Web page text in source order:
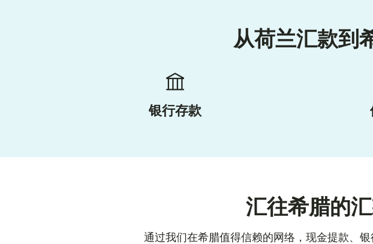
从荷兰汇款到
银行存款
汇往希腊的
通过我们在希腊值得信赖的网络，现金提款、